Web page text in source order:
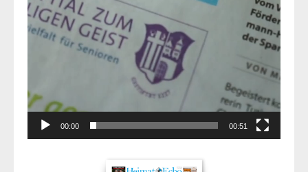
00:00 00:51